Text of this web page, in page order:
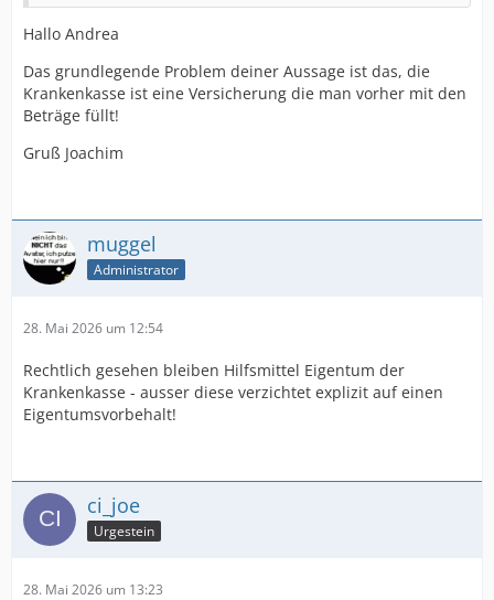
Hallo Andrea
Das grundlegende Problem deiner Aussage ist das, die
Krankenkasse ist eine Versicherung die man vorher mit den
Beträge füllt!
Gruß Joachim
muggel
Administrator
28. Mai 2026 um 12:54
Rechtlich gesehen bleiben Hilfsmittel Eigentum der
Krankenkasse - ausser diese verzichtet explizit auf einen
Eigentumsvorbehalt!
ci_joe
Urgestein
28. Mai 2026 um 13:23